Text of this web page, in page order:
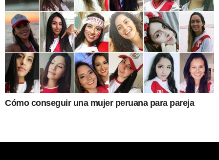
Cómo conseguir una mujer peruana para pareja